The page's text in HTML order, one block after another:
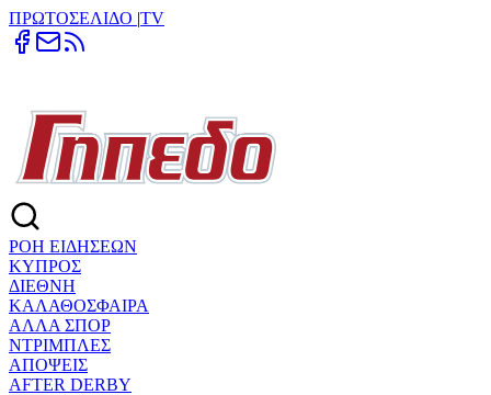
ΠΡΩΤΟΣΕΛΙΔΟ |TV
ΡΟΗ ΕΙΔΗΣΕΩΝ
ΚΥΠΡΟΣ
ΔΙΕΘΝΗ
ΚΑΛΑΘΟΣΦΑΙΡΑ
ΑΛΛΑ ΣΠΟΡ
ΝΤΡΙΜΠΛΕΣ
ΑΠΟΨΕΙΣ
AFTER DERBY